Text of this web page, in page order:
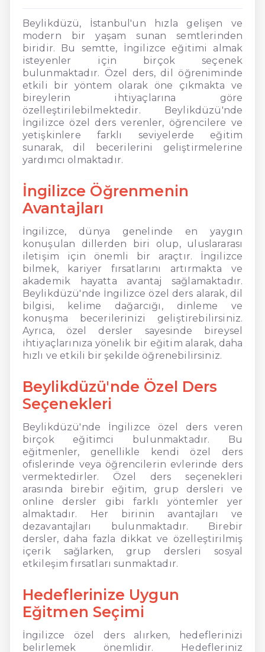
Beylikdüzü, İstanbul'un hızla gelişen ve
modern bir yaşam sunan semtlerinden
biridir. Bu semtte, İngilizce eğitimi almak
isteyenler için birçok seçenek
bulunmaktadır. Özel ders, dil öğreniminde
etkili bir yöntem olarak öne çıkmakta ve
bireylerin ihtiyaçlarına göre
özelleştirilebilmektedir. Beylikdüzü'nde
İngilizce özel ders verenler, öğrencilere ve
yetişkinlere farklı seviyelerde eğitim
sunarak, dil becerilerini geliştirmelerine
yardımcı olmaktadır.
İngilizce Öğrenmenin
Avantajları
İngilizce, dünya genelinde en yaygın
konuşulan dillerden biri olup, uluslararası
iletişim için önemli bir araçtır. İngilizce
bilmek, kariyer fırsatlarını artırmakta ve
akademik hayatta avantaj sağlamaktadır.
Beylikdüzü'nde İngilizce özel ders alarak, dil
bilgisi, kelime dağarcığı, dinleme ve
konuşma becerilerinizi geliştirebilirsiniz.
Ayrıca, özel dersler sayesinde bireysel
ihtiyaçlarınıza yönelik bir eğitim alarak, daha
hızlı ve etkili bir şekilde öğrenebilirsiniz.
Beylikdüzü'nde Özel Ders
Seçenekleri
Beylikdüzü'nde İngilizce özel ders veren
birçok eğitimci bulunmaktadır. Bu
eğitmenler, genellikle kendi özel ders
ofislerinde veya öğrencilerin evlerinde ders
vermektedirler. Özel ders seçenekleri
arasında birebir eğitim, grup dersleri ve
online dersler gibi farklı yöntemler yer
almaktadır. Her birinin avantajları ve
dezavantajları bulunmaktadır. Birebir
dersler, daha fazla dikkat ve özelleştirilmiş
içerik sağlarken, grup dersleri sosyal
etkileşim fırsatları sunmaktadır.
Hedeflerinize Uygun
Eğitmen Seçimi
İngilizce özel ders alırken, hedeflerinizi
belirlemek önemlidir. Hedefleriniz